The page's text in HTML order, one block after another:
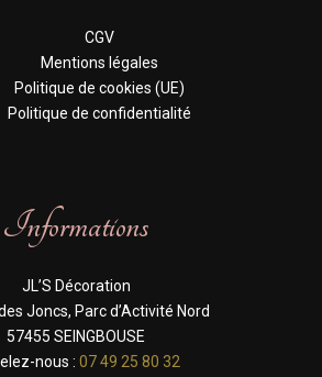
CGV
Mentions légales
Politique de cookies (UE)
Politique de confidentialité
Informations
JL’S Décoration
Joncs, Parc d’Activité Nord
57455 SEINGBOUSE
nous : 07 49 25 80 32